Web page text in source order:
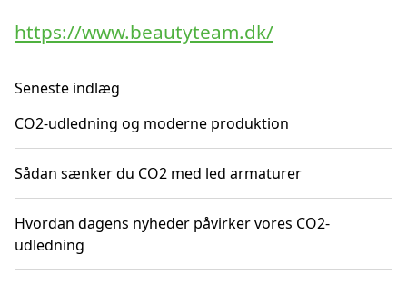
https://www.beautyteam.dk/
Seneste indlæg
CO2-udledning og moderne produktion
Sådan sænker du CO2 med led armaturer
Hvordan dagens nyheder påvirker vores CO2-
udledning